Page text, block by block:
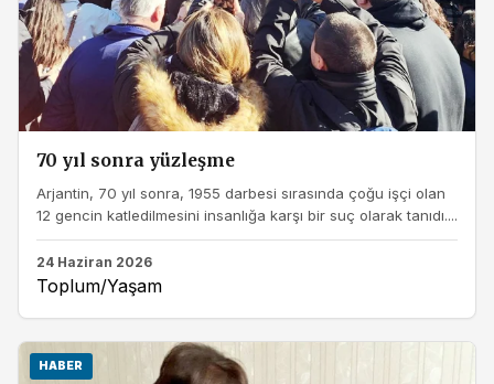
70 yıl sonra yüzleşme
Arjantin, 70 yıl sonra, 1955 darbesi sırasında çoğu işçi olan
12 gencin katledilmesini insanlığa karşı bir suç olarak tanıdı....
24 Haziran 2026
Toplum/Yaşam
HABER